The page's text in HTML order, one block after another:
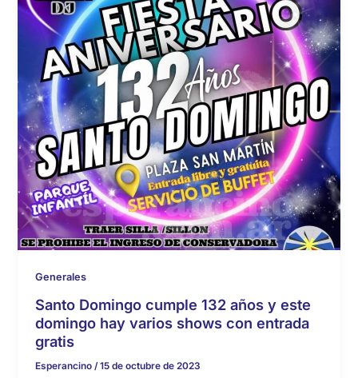
Generales
Santo Domingo cumple 132 años y este
domingo hay varios shows con entrada
gratis
Esperancino/15 de octubre de 2023